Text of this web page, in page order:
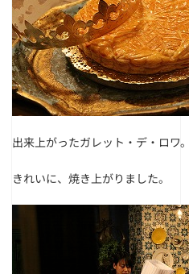
出来上がったガレット・デ・ロワ。
きれいに、焼き上がりました。